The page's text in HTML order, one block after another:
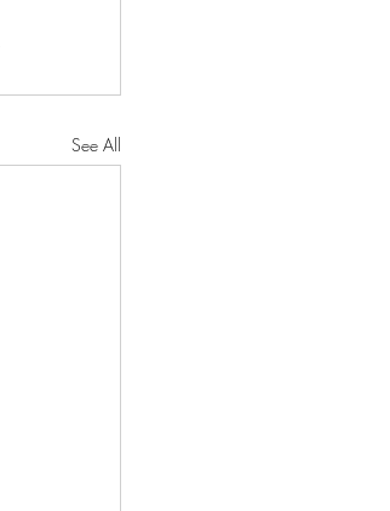
See All